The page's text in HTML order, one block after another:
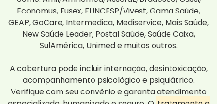
Economus, Fusex, FUNCESP/Vivest, Gama Saúde,
GEAP, GoCare, Intermedica, Mediservice, Mais Saúde,
New Saúde Leader, Postal Saúde, Saúde Caixa,
SulAmérica, Unimed e muitos outros.
A cobertura pode incluir internação, desintoxicação,
acompanhamento psicológico e psiquiátrico.
Verifique com seu convênio e garanta atendimento